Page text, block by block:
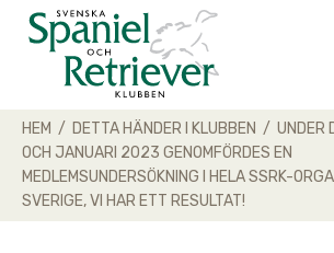
Skip
HEM / DETTA HÄNDER I KLUBBEN / UNDER
OCH JANUARI 2023 GENOMFÖRDES EN
MEDLEMSUNDERSÖKNING I HELA SSRK-
SVERIGE, VI HAR ETT RESULTAT!